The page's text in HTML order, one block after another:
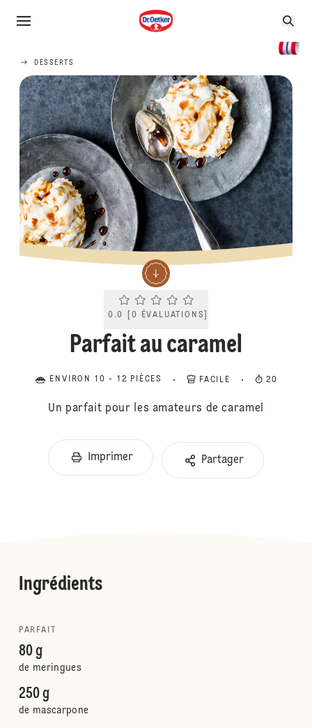
DESSERTS
Current rating 0.0. Click to rate.
0.0 0 ÉVALUATIONS
Parfait au caramel
ENVIRON 10 - 12 PIÈCES FACILE 20
Un parfait pour les amateurs de caramel
Imprimer Partager
Ingrédients
PARFAIT
80 g
de meringues
250 g
de mascarpone